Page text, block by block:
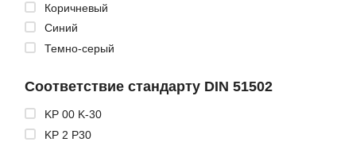
Коричневый
Синий
Темно-серый
Соответствие стандарту DIN 51502
KP 00 K-30
KP 2 P30